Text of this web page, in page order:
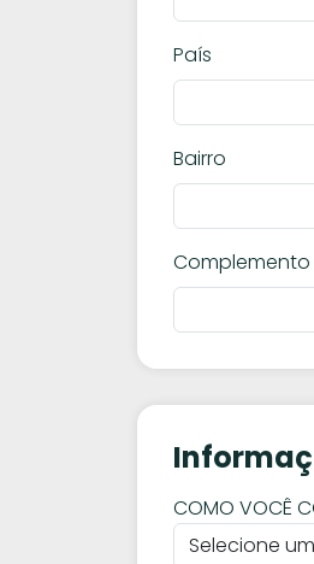
País
Bairro
Complemento
COMO VOCÊ